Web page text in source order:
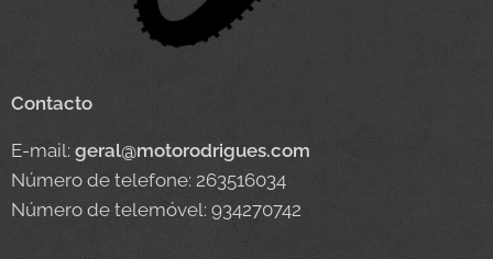
Contacto
E-mail: geral@motorodrigues.com
Número de telefone: 263516034
Número de telemóvel: 934270742